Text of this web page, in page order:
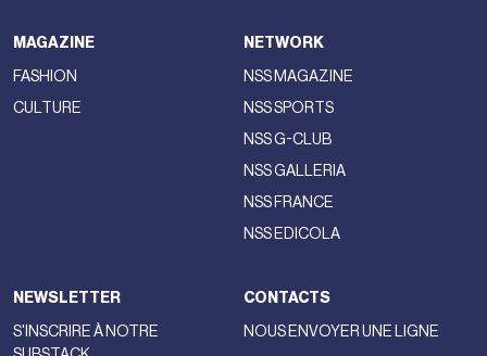
MAGAZINE
FASHION
CULTURE
NETWORK
NSS MAGAZINE
NSS SPORTS
NSS G-CLUB
NSS GALLERIA
NSS FRANCE
NSS EDICOLA
NEWSLETTER
S'INSCRIRE À NOTRE
CONTACTS
NOUS ENVOYER UNE LIGNE